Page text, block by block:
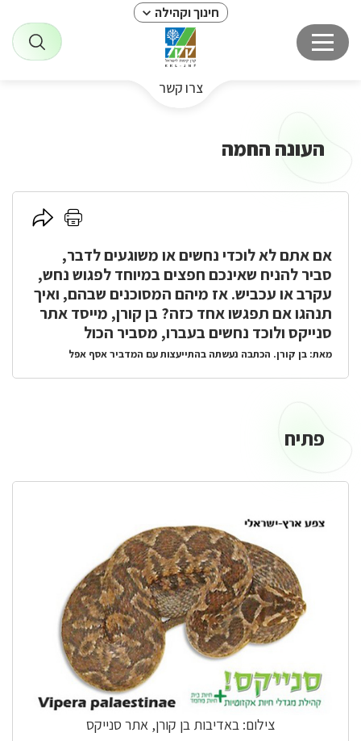
חינוך וקהילה
צרו קשר
העונה החמה
העונה
לחץ
להדפסה
לחץ
אם אתם לא לוכדי נחשים או משוגעים לדבר,
סביר להניח שאינכם חפצים במיוחד לפגוש נחש,
עקרב או עכביש. אז מיהם המסוכנים שבהם, ואיך
תנהגו אם תפגשו אחד כזה? בן קורן, מייסד אתר
סנייקס ולוכד נחשים בעברו, מסביר הכול
מאת: בן קורן. הכתבה נעשתה בהתייעצות עם המדביר אסף אפל
פתיחפתיח
צילום: באדיבות בן קורן, אתר סנייקס